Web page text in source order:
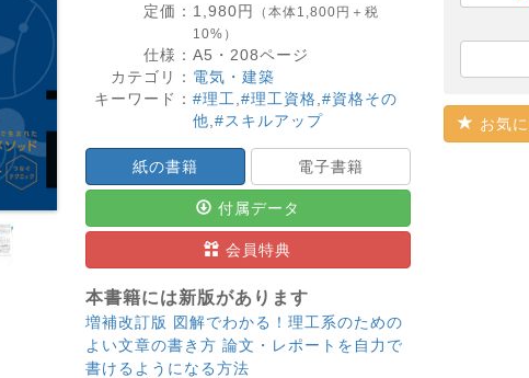
定価： 1,980円
（本体1,800円＋税
10%）
仕様： A5・ 208ページ
カテゴリ： 電気・建築
キーワード： #理工 #理工資格 #資格その
他 #スキルアップ
紙の書籍 電子書籍
付属データ
会員特典
本書籍には新版があります
増補改訂版 図解でわかる！理工系のための
よい文章の書き方 論文・レポートを自力で
書けるようになる方法
お気